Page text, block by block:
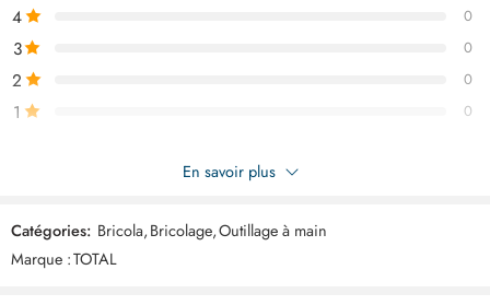
4 0
3 0
2 0
1 0
Soyez le premier à donner votre avis sur “TOTAL Reviteuse à main
pro 10,5″ THT32108S”
Commentaires
Il n'y a pas encore de critiques.
En savoir plus
Catégories: Bricola,Bricolage,Outillage à main
Marque :TOTAL